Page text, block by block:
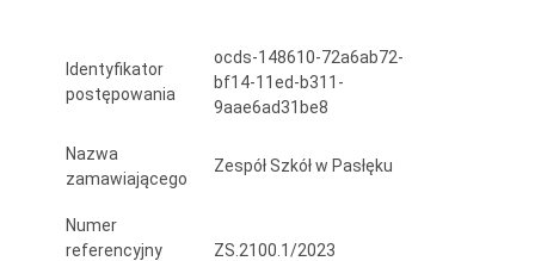
Szkół
Pasłęku.
Identyfikator
postępowania
ocds-148610-72a6ab72-
bf14-11ed-b311-
9aae6ad31be8
Nazwa
zamawiającego
Zespół Szkół w Pasłęku
Numer
referencyjny
ZS.2100.1/2023